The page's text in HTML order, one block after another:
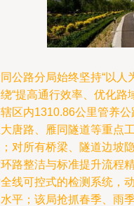
公路分局始终坚持“以人
“提高通行效率、优化路
区内1310.86公里管养
唐路、雁同隧道等重点
对所有桥梁、隧道边坡
路整洁与标准提升流程
线可控式的检测系统，
平；该局抢抓春季、雨